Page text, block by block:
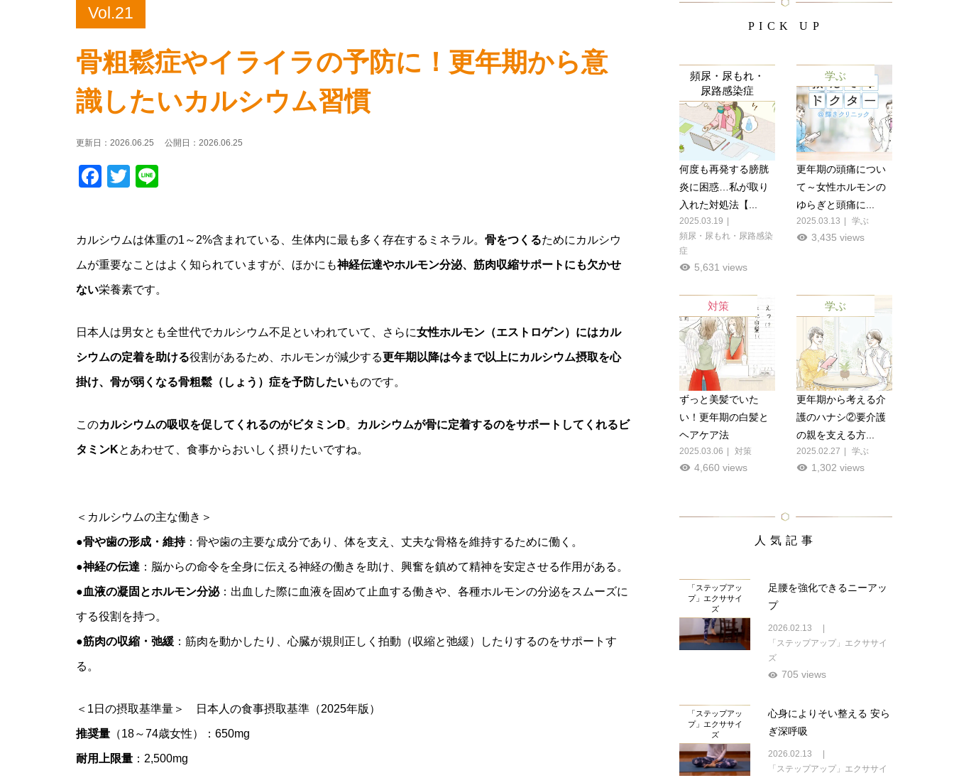
Vol.21
骨粗鬆症やイライラの予防に！更年期から意
識したいカルシウム習慣
更新日： 2026.06.25 公開日： 2026.06.25
Facebook
Twitter
カルシウムは体重の1～2%含まれている、生体内に最も多く存在するミネラル。 骨をつくるためにカルシウ
ムが重要なことはよく知られていますが、ほかにも神経伝達やホルモン分泌、筋肉収縮サポートにも欠かせ
ない栄養素です。
日本人は男女とも全世代でカルシウム不足といわれていて、さらに女性ホルモン（エストロゲン）にはカル
シウムの定着を助ける役割があるため、ホルモンが減少する更年期以降は今まで以上にカルシウム摂取を心
掛け、骨が弱くなる骨粗鬆（しょう）症を予防したいものです。
このカルシウムの吸収を促してくれるのがビタミンD。 カルシウムが骨に定着するのをサポートしてくれるビ
タミンKとあわせて、食事からおいしく摂りたいですね。
＜カルシウムの主な働き＞
●骨や歯の形成・維持：骨や歯の主要な成分であり、体を支え、丈夫な骨格を維持するために働く。
●神経の伝達 ：脳からの命令を全身に伝える神経の働きを助け、興奮を鎮めて精神を安定させる作用がある。
●血液の凝固とホルモン分泌：出血した際に血液を固めて止血する働きや、各種ホルモンの分泌をスムーズに
する役割を持つ。
●筋肉の収縮・弛緩 ：筋肉を動かしたり、心臓が規則正しく拍動（収縮と弛緩）したりするのをサポートす
る。
＜1日の摂取基準量＞ 日本人の食事摂取基準（2025年版）
推奨量 （18～74歳女性）：650mg
耐用上限量 ：2,500mg
PICK UP
頻尿・尿もれ・
尿路感染症
何度も再発する膀胱
炎に困惑…私が取り
入れた対処法【...
2025.03.19
頻尿・尿もれ・尿路感染
症
5,631 views
学ぶ
更年期の頭痛につい
て～女性ホルモンの
ゆらぎと頭痛に...
2025.03.13 学ぶ
3,435 views
対策
ずっと美髪でいた
い！更年期の白髪と
ヘアケア法
2025.03.06 対策
4,660 views
学ぶ
更年期から考える介
護のハナシ②要介護
の親を支える方...
2025.02.27 学ぶ
1,302 views
人気記事
「ステップアッ
プ」エクササイ
ズ
足腰を強化できるニーアッ
プ
2026.02.13
「ステップアップ」エクササイ
ズ
705 views
「ステップアッ
プ」エクササイ
ズ
心身によりそい整える 安ら
ぎ深呼吸
2026.02.13
「ステップアップ」エクササイ